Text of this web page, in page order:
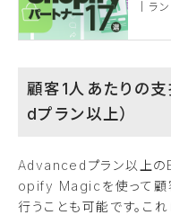
｜ラ
顧客1人あたりの
dプラン以上）
Advancedプラン以上の
opify Magicを使って顧
行うことも可能です。こ